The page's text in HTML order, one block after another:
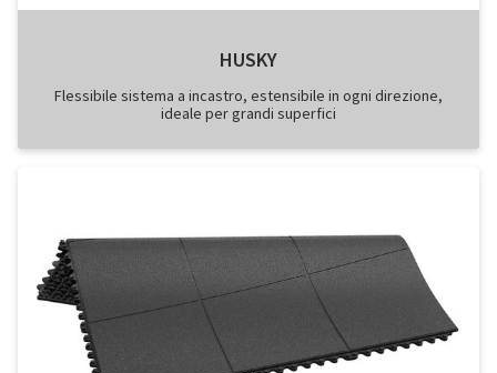
HUSKY
Flessibile sistema a incastro, estensibile in ogni direzione,
ideale per grandi superfici